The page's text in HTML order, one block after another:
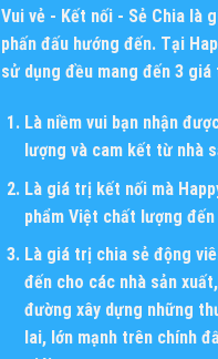
Vui vẻ - Kết nối - Sẻ Chia là
phấn đấu hướng đến. Tại
sử dụng đều mang đến 3
Là niềm vui bạn nhận
lượng và cam kết từ nhà
Là giá trị kết nối mà
phẩm Việt chất lượng
Là giá trị chia sẻ động
đến cho các nhà sản
đường xây dựng những
lai, lớn mạnh trên chính